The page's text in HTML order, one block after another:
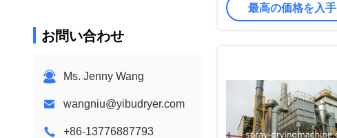
お問い合わせ
Ms. Jenny Wang
wangniu@yibudryer.com
+86-13776887793
最高の価格を入手